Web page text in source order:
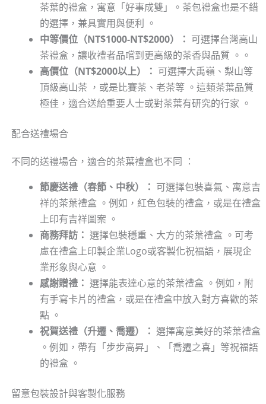
茶葉的禮盒，寓意「好事成雙」。茶包禮盒也是不錯
的選擇，兼具實用與便利 。
中等價位（NT$1000-NT$2000）： 可選擇台灣高山
茶禮盒，讓收禮者品嚐到更高級的茶香與品質 。。
高價位（NT$2000以上）： 可選擇大禹嶺、梨山等
頂級高山茶 ，或是比賽茶、老茶等 。這類茶葉品質
極佳，適合送給重要人士或對茶葉有研究的行家 。
配合送禮場合
不同的送禮場合，適合的茶葉禮盒也不同 ：
節慶送禮（春節、中秋）： 可選擇包裝喜氣、寓意吉
祥的茶葉禮盒 。例如，紅色包裝的禮盒，或是在禮盒
上印有吉祥圖案 。
商務拜訪： 選擇包裝穩重、大方的茶葉禮盒 。可考
慮在禮盒上印製企業Logo或客製化祝福語，展現企
業形象與心意 。
感謝贈禮： 選擇能表達心意的茶葉禮盒 。例如，附
有手寫卡片的禮盒，或是在禮盒中放入對方喜歡的茶
點 。
祝賀送禮（升遷、喬遷）： 選擇寓意美好的茶葉禮盒
。例如，帶有「步步高昇」、「喬遷之喜」等祝福語
的禮盒 。
留意包裝設計與客製化服務